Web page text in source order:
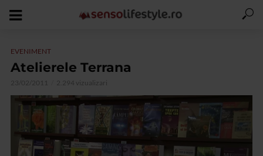
EVENIMENT
Atelierele Terrana
23/02/2011 2.294 vizualizari